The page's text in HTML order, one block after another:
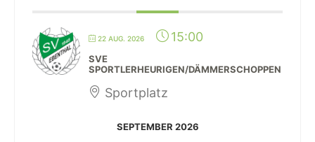
22 AUG. 2026 15:00
SVE
SPORTLERHEURIGEN/DÄMMERSCHOPPEN
Sportplatz
SEPTEMBER 2026